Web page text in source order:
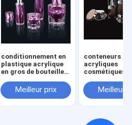
conditionnement en
plastique acrylique
en gros de bouteille
crèmes acryliques
vides du pot 50g
Meilleur prix
conteneurs
acryliques
cosmétiques
crèmes
luxe vides de
Meilleur